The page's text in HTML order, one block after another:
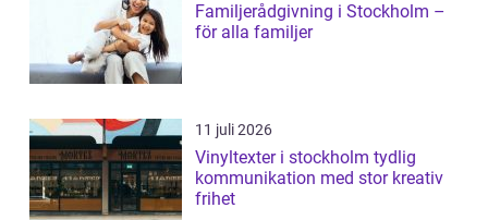
Familjerådgivning i Stockholm –
för alla familjer
11 juli 2026
Vinyltexter i stockholm tydlig
kommunikation med stor kreativ
frihet